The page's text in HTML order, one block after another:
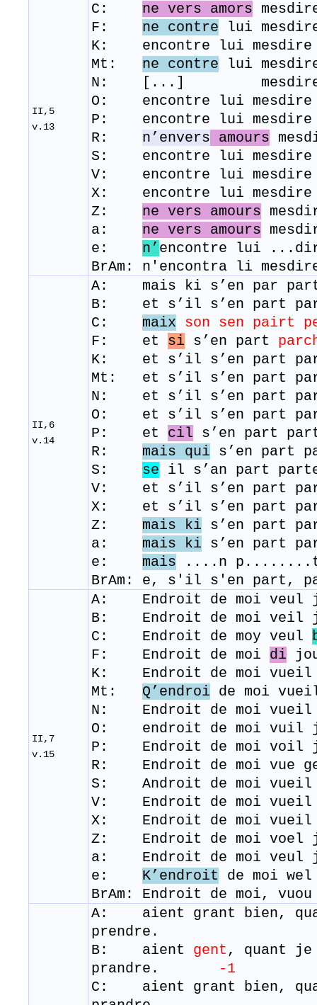
II,5
v.13
C: ne vers amors
F: ne contre lui
K: encontre lui mesdire
Mt: ne contre lui
N: [...] mesdire ne
O: encontre lui mesdire
P: encontre lui mesdire
R: n’envers amours
S: encontre lui mesdire
V: encontre lui mesdire
X: encontre lui mesdire
Z: ne vers amours
a: ne vers amours
e: n’ encontre lui
BrAm: n'encontra li
II,6
v.14
A: mais ki s’en par
B: et s’il s’en part
C: maix
son sen pairt
F: et si s’en part
K: et s’il s’en part
Mt: et s’il s’en part
N: et s’il s’en part
O: et s’il s’en part
P: et cil s’en part
R: mais qui s’en part
​S: se il s’an part
V: et s’il s’en part
X: et s’il s’en part
Z: mais ki s’en part
a: mais ki s’en part
e: mais ....n p........te
BrAm: e, s'il s'en part,
II,7
v.15
A: Endroit de moi veul
B: Endroit de moi veil
C: Endroit de moy veul
F: Endroit de moi di
K: Endroit de moi vueil
Mt: Q’endroi de moi
N: Endroit de moi vueil
O: endroit de moi vuil
P: Endroit de moi voil
R: ​ Endroit de moi vue
S: Androit de moi vueil
V: Endroit de moi vueil
X: Endroit de moi vueil
Z: Endroit de moi voel
a: Endroit de moi veul
e: K’endroit de moi
BrAm: Endroit de moi,
A: aient grant bien,
prendre.
B: aient gent , quant
prandre.
-1
C: aient grant bien,